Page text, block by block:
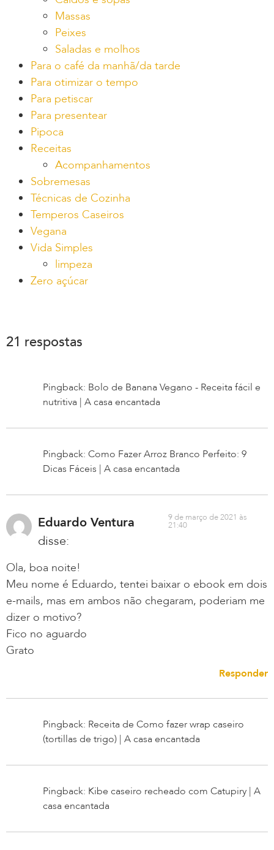
Massas
Peixes
Saladas e molhos
Para o café da manhã/da tarde
Para otimizar o tempo
Para petiscar
Para presentear
Pipoca
Receitas
Acompanhamentos
Sobremesas
Técnicas de Cozinha
Temperos Caseiros
Vegana
Vida Simples
limpeza
Zero açúcar
21 respostas
Pingback: Bolo de Banana Vegano - Receita fácil e
nutritiva | A casa encantada
Pingback: Como Fazer Arroz Branco Perfeito: 9
Dicas Fáceis | A casa encantada
Eduardo Ventura
disse:
9 de março de 2021 às
21:40
Ola, boa noite!
Meu nome é Eduardo, tentei baixar o ebook em dois
e-mails, mas em ambos não chegaram, poderiam me
dizer o motivo?
Fico no aguardo
Grato
Responder
Pingback: Receita de Como fazer wrap caseiro
(tortillas de trigo) | A casa encantada
Pingback: Kibe caseiro recheado com Catupiry | A
casa encantada